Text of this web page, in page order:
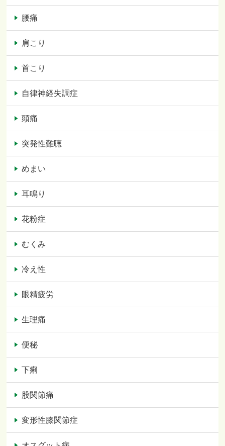
腰痛
肩こり
首こり
自律神経失調症
頭痛
突発性難聴
めまい
耳鳴り
花粉症
むくみ
冷え性
眼精疲労
生理痛
便秘
下痢
股関節痛
変形性膝関節症